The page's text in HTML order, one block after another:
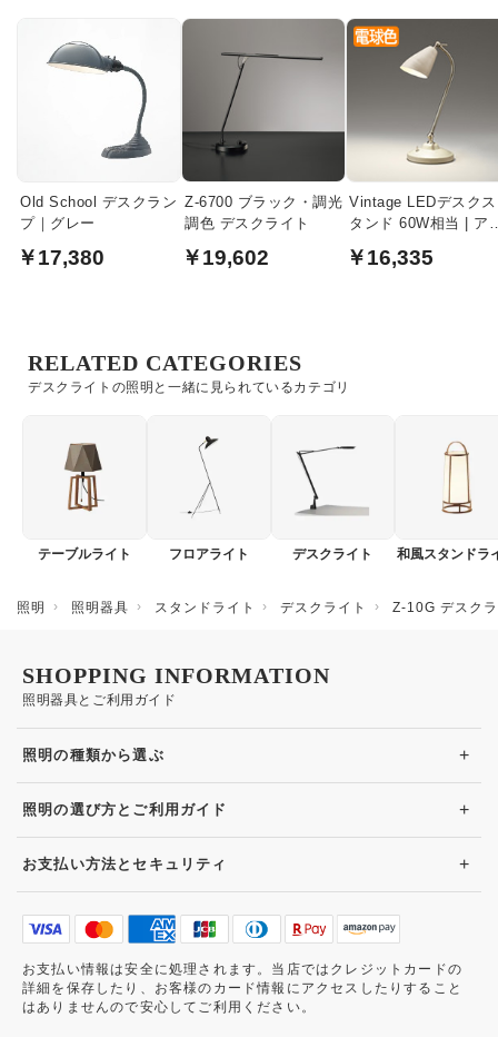
Old School デスクラン
プ｜グレー
￥17,380
Z-6700 ブラック・調光
調色 デスクライト
￥19,602
Vintage LEDデスクス
タンド 60W相当 | ア
￥16,335
デスクライトの照明と一緒に見られているカテゴリ
RELATED CATEGORIES
テーブルライト フロアライト デスクライト 和風スタンドラ
照明 照明器具 スタンドライト デスクライト Z-10G デスク
照明器具とご利用ガイド
SHOPPING INFORMATION
照明の種類から選ぶ +
照明の選び方とご利用ガイド +
お支払い方法とセキュリティ +
お支払い情報は安全に処理されます。当店ではクレジットカードの
詳細を保存したり、お客様のカード情報にアクセスしたりすること
はありませんので安心してご利用ください。